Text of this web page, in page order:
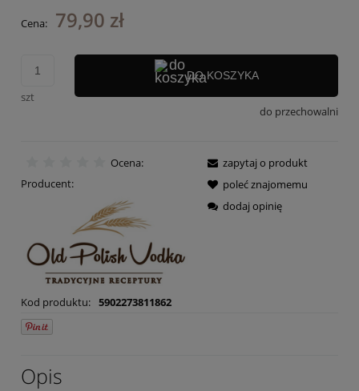
Cena: 79,90 zł
szt
DO KOSZYKA
do przechowalni
Ocena:
Producent:
Kod produktu: 5902273811862
zapytaj o produkt
poleć znajomemu
dodaj opinię
Opis